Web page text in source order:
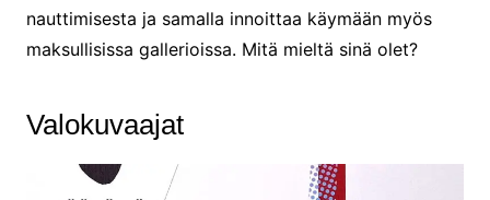
nauttimisesta ja samalla innoittaa käymään myös
maksullisissa gallerioissa. Mitä mieltä sinä olet?
Valokuvaajat